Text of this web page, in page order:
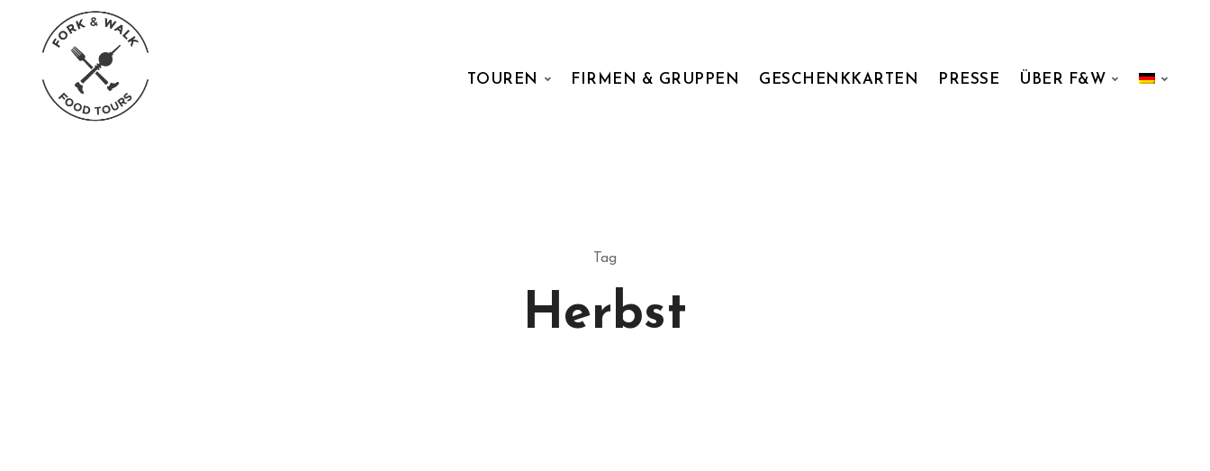
TOUREN FIRMEN & GRUPPEN GESCHENKKARTEN PRESSE ÜBER F&W
Tag
Herbst